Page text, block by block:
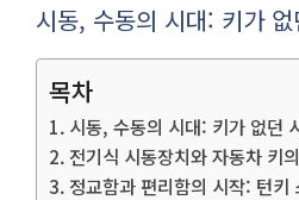
시동, 수동의 시대: 키가 없
목차
시동, 수동의 시대: 키가 없던
전기식 시동장치와 자동차 키
정교함과 편리함의 시작: 턴키